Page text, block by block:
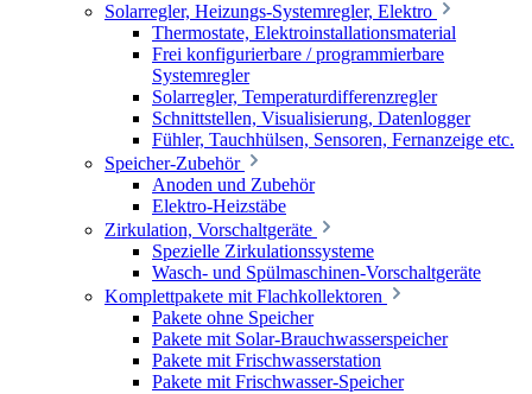
Solarregler, Heizungs-Systemregler, Elektro
Thermostate, Elektroinstallationsmaterial
Frei konfigurierbare / programmierbare
Systemregler
Solarregler, Temperaturdifferenzregler
Schnittstellen, Visualisierung, Datenlogger
Fühler, Tauchhülsen, Sensoren, Fernanzeige etc.
Speicher-Zubehör
Anoden und Zubehör
Elektro-Heizstäbe
Zirkulation, Vorschaltgeräte
Spezielle Zirkulationssysteme
Wasch- und Spülmaschinen-Vorschaltgeräte
Komplettpakete mit Flachkollektoren
Pakete ohne Speicher
Pakete mit Solar-Brauchwasserspeicher
Pakete mit Frischwasserstation
Pakete mit Frischwasser-Speicher